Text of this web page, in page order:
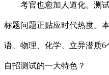
考官也愈加人道化。测试
标题问题正贴应时代热度。
语、物理、化学、立异潜质
自招测试的一大特色？